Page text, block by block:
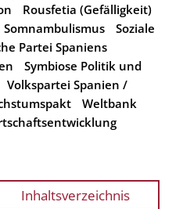
Rousfetia (Gefälligkeit)
Somnambulismus
Soziale
Partei Spaniens
Symbiose Politik und
Volkspartei Spanien /
Weltbank
Inhaltsverzeichnis